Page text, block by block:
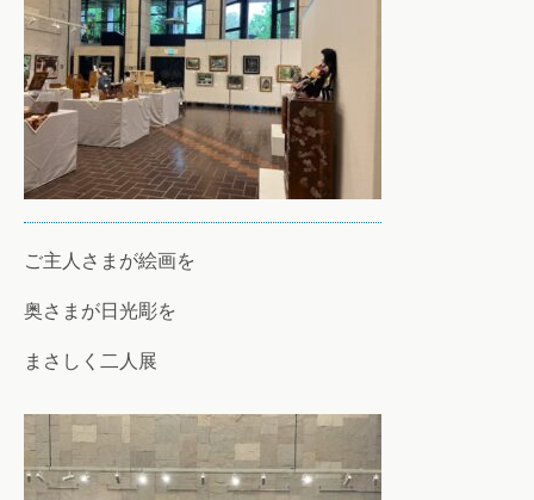
ご主人さまが絵画を
奥さまが日光彫を
まさしく二人展